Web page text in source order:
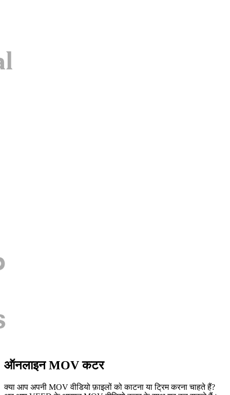
ऑनलाइन MOV कटर
क्या आप अपनी MOV वीडियो फ़ाइलों को काटना या ट्रिम करना चाहते हैं?